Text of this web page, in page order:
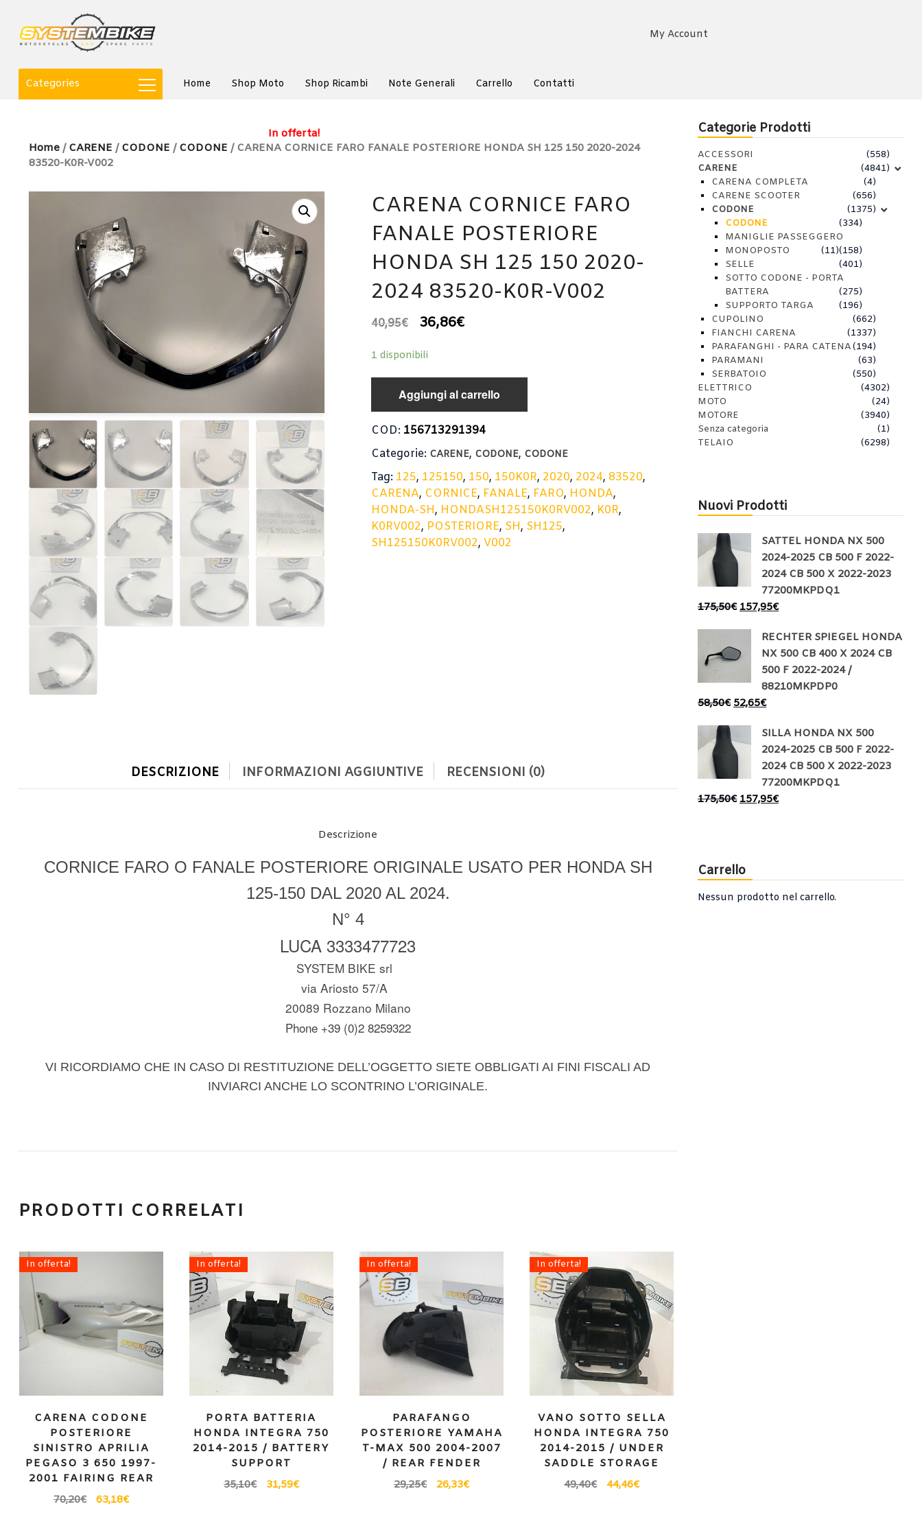
My Account
Categories Home Shop Moto Shop Ricambi Note Generali Carrello Contatti
Home / CARENE / CODONE / CODONE / CARENA CORNICE FARO FANALE POSTERIORE HONDA SH 125 150 2020-2024
83520-K0R-V002
In offerta!
CARENA CORNICE FARO
FANALE POSTERIORE
HONDA SH 125 150 2020-
2024 83520-K0R-V002
40,95€ 36,86€
1 disponibili
Aggiungi al carrello
COD: 156713291394
Categorie: CARENE, CODONE, CODONE
Tag: 125, 125150, 150, 150K0R, 2020, 2024, 83520,
CARENA, CORNICE, FANALE, FARO, HONDA,
HONDA-SH, HONDASH125150K0RV002, K0R,
K0RV002, POSTERIORE, SH, SH125,
SH125150K0RV002,V002
DESCRIZIONE INFORMAZIONI AGGIUNTIVE RECENSIONI (0)
Descrizione
CORNICE FARO O FANALE POSTERIORE ORIGINALE USATO PER HONDA SH
125-150 DAL 2020 AL 2024.
N° 4
LUCA 3333477723
SYSTEM BIKE srl
via Ariosto 57/A
20089 Rozzano Milano
Phone +39 (0)2 8259322
VI RICORDIAMO CHE IN CASO DI RESTITUZIONE DELL’OGGETTO SIETE OBBLIGATI AI FINI FISCALI AD
INVIARCI ANCHE LO SCONTRINO L’ORIGINALE.
PRODOTTI CORRELATI
In offerta!
CARENA CODONE
POSTERIORE
SINISTRO APRILIA
PEGASO 3 650 1997-
2001 FAIRING REAR
70,20€ 63,18€
In offerta!
PORTA BATTERIA
HONDA INTEGRA 750
2014-2015 / BATTERY
SUPPORT
35,10€ 31,59€
In offerta!
PARAFANGO
POSTERIORE YAMAHA
T-MAX 500 2004-2007
/ REAR FENDER
29,25€ 26,33€
In offerta!
VANO SOTTO SELLA
HONDA INTEGRA 750
2014-2015 / UNDER
SADDLE STORAGE
49,40€ 44,46€
Categorie Prodotti
ACCESSORI
(558)
CARENE
(4841)
CARENA COMPLETA
(4)
CARENE SCOOTER
(656)
CODONE
(1375)
CODONE
(334)
MANIGLIE PASSEGGERO
(158)
MONOPOSTO
(11)
SELLE
(401)
SOTTO CODONE - PORTA
BATTERA
(275)
SUPPORTO TARGA
(196)
CUPOLINO
(662)
FIANCHI CARENA
(1337)
PARAFANGHI - PARA CATENA(194)
PARAMANI
(63)
SERBATOIO
(550)
ELETTRICO
(4302)
MOTO
(24)
MOTORE
(3940)
Senza categoria
(1)
TELAIO
(6298)
Nuovi Prodotti
SATTEL HONDA NX 500
2024-2025 CB 500 F 2022-
2024 CB 500 X 2022-2023
77200MKPDQ1
175,50€ 157,95€
RECHTER SPIEGEL HONDA
NX 500 CB 400 X 2024 CB
500 F 2022-2024 /
88210MKPDP0
58,50€ 52,65€
SILLA HONDA NX 500
2024-2025 CB 500 F 2022-
2024 CB 500 X 2022-2023
77200MKPDQ1
175,50€ 157,95€
Carrello
Nessun prodotto nel carrello.